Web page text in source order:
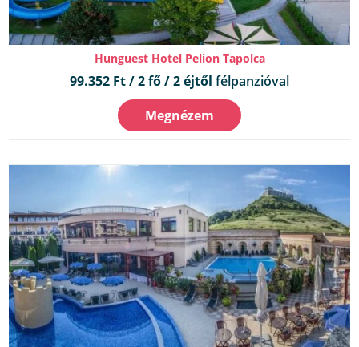
Hunguest Hotel Pelion Tapolca
99.352 Ft / 2 fő / 2 éjtől félpanzióval
Megnézem